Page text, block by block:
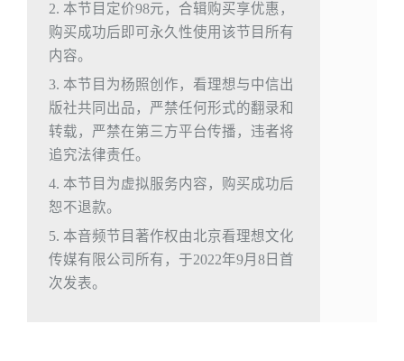
2. 本节目定价98元，合辑购买享优惠，
购买成功后即可永久性使用该节目所有
内容。
3. 本节目为杨照创作，看理想与中信出
版社共同出品，严禁任何形式的翻录和
转载，严禁在第三方平台传播，违者将
追究法律责任。
4. 本节目为虚拟服务内容，购买成功后
恕不退款。
5. 本音频节目著作权由北京看理想文化
传媒有限公司所有，于2022年9月8日首
次发表。